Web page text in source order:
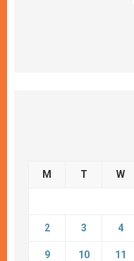
M T W
2 3 4
9 10 11